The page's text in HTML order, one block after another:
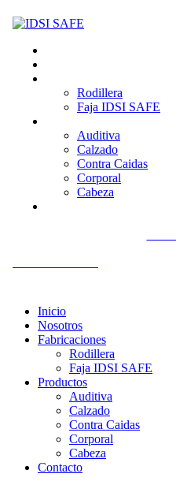
Rodillera
Faja IDSI SAFE
Auditiva
Calzado
Contra Caidas
Corporal
Cabeza
Inicio
Nosotros
Fabricaciones
Rodillera
Faja IDSI SAFE
Productos
Auditiva
Calzado
Contra Caidas
Corporal
Cabeza
Contacto